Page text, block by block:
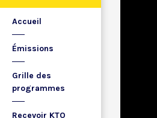
Accueil
Émissions
Grille des
programmes
Recevoir KTO